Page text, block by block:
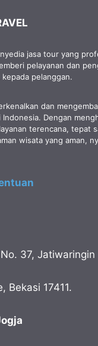
jasa tour yang
pelayanan dan
pelanggan.
dan
Dengan
terencana, tepat
wisata yang aman,
37, Jatiwaringin
Bekasi 17411.